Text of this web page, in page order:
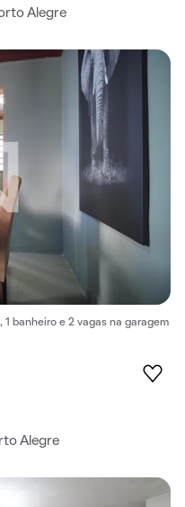
Alegre
1 banheiro e 2 vagas na garagem
Alegre